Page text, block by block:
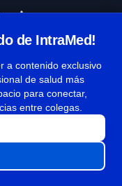
de IntraMed!
a contenido exclusivo
de salud más
para conectar,
entre colegas.
1997-2026